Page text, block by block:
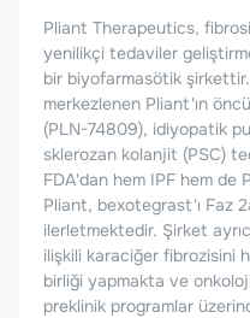
Pliant Therapeutics,
yenilikçi tedaviler
bir biyofarmasötik
merkezlenen Pliant'ın
(PLN-74809), idiyopatik
sklerozan kolanjit (PSC)
FDA'dan hem IPF hem de
Pliant, bexotegrast'ı Faz
ilerletmektedir. Şirket
ilişkili karaciğer fibrozisini
birliği yapmakta ve
preklinik programlar